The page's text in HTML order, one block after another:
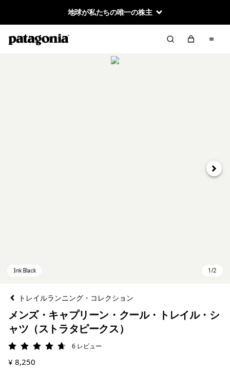
地球が私たちの唯一の株主
次へ
トレイルランニング・コレクション
メンズ・キャプリーン・クール・トレイル・シ
ャツ（ストラタピークス）
評価: 4.7 / 5
6 レビュー
¥ 8,250